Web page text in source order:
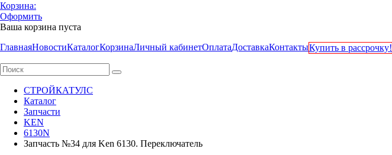
Корзина:
Оформить
Ваша корзина пуста
ГлавнаяНовостиКаталогКорзинаЛичный кабинетОплатаДоставкаКонтактыКупить в рассрочку!
СТРОЙКАТУЛС
Каталог
Запчасти
KEN
6130N
Запчасть №34 для Ken 6130. Переключатель